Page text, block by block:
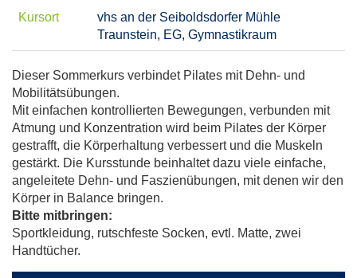
Kursort
vhs an der Seiboldsdorfer Mühle
Traunstein, EG, Gymnastikraum
Dieser Sommerkurs verbindet Pilates mit Dehn- und
Mobilitätsübungen.
Mit einfachen kontrollierten Bewegungen, verbunden mit
Atmung und Konzentration wird beim Pilates der Körper
gestrafft, die Körperhaltung verbessert und die Muskeln
gestärkt. Die Kursstunde beinhaltet dazu viele einfache,
angeleitete Dehn- und Faszienübungen, mit denen wir den
Körper in Balance bringen.
Bitte mitbringen:
Sportkleidung, rutschfeste Socken, evtl. Matte, zwei
Handtücher.